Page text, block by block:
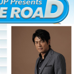
を胸に刻みたい
車を発車させな
撃を語り継いで
行事が行われる
ータリークラブの
石碑が作られ、